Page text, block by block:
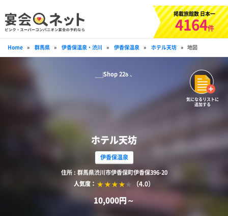
掲載旅館数 日本一
4164件
Home » 群馬県 » 伊香保温泉・渋川 » 伊香保温泉 » ホテル天坊 » 地図
ホテル天坊
伊香保温泉
住所 : 群馬県渋川市伊香保町伊香保396-20
人気度：
（4.0）
10,000円～
気になるリストに
追加する